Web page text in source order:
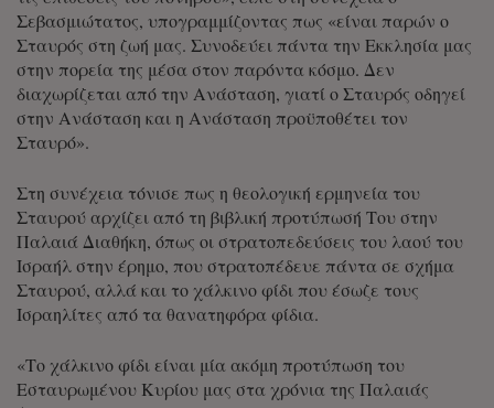
Σεβασμιώτατος, υπογραμμίζοντας πως «είναι παρών ο
Σταυρός στη ζωή μας. Συνοδεύει πάντα την Εκκλησία μας
στην πορεία της μέσα στον παρόντα κόσμο. Δεν
διαχωρίζεται από την Ανάσταση, γιατί ο Σταυρός οδηγεί
στην Ανάσταση και η Ανάσταση προϋποθέτει τον
Σταυρό».
Στη συνέχεια τόνισε πως η θεολογική ερμηνεία του
Σταυρού αρχίζει από τη βιβλική προτύπωσή Του στην
Παλαιά Διαθήκη, όπως οι στρατοπεδεύσεις του λαού του
Ισραήλ στην έρημο, που στρατοπέδευε πάντα σε σχήμα
Σταυρού, αλλά και το χάλκινο φίδι που έσωζε τους
Ισραηλίτες από τα θανατηφόρα φίδια.
«Το χάλκινο φίδι είναι μία ακόμη προτύπωση του
Εσταυρωμένου Κυρίου μας στα χρόνια της Παλαιάς